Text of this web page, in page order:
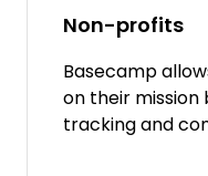
Non-profits
Basecamp
on their mission
tracking and